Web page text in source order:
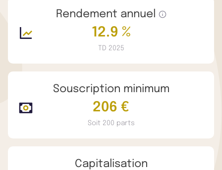
Rendement annuel
12.9 %
TD 2025
Souscription minimum
206 €
Soit 200 parts
Capitalisation